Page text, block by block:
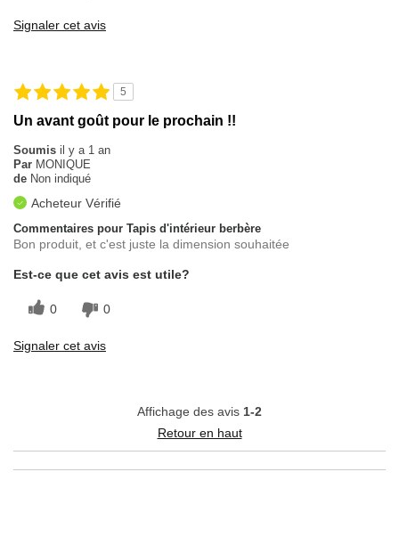
Signaler cet avis
5
Un avant goût pour le prochain !!
Soumis il y a 1 an
Par MONIQUE
de Non indiqué
Acheteur Vérifié
Commentaires pour Tapis d'intérieur berbère
Bon produit, et c'est juste la dimension souhaitée
Est-ce que cet avis est utile?
0 0
Signaler cet avis
Affichage des avis 1-2
Retour en haut